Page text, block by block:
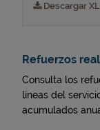
Descargar
Refuerzos
Consulta los
líneas del
acumulados